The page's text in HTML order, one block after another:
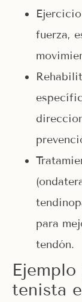
fuerza,
para
tendón.
tenista